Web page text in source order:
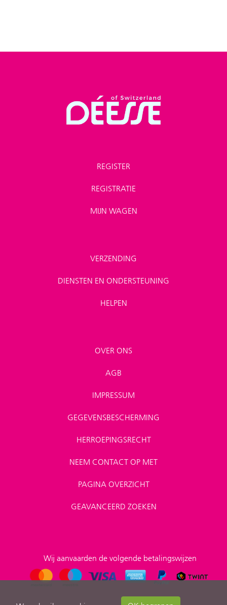
REGISTER
REGISTRATIE
MIJN WAGEN
VERZENDING
DIENSTEN EN ONDERSTEUNING
HELPEN
OVER ONS
AGB
IMPRESSUM
GEGEVENSBESCHERMING
HERROEPINGSRECHT
NEEM CONTACT OP MET
PAGINA OVERZICHT
GEAVANCEERD ZOEKEN
Wij aanvaarden de volgende betalingswijzen